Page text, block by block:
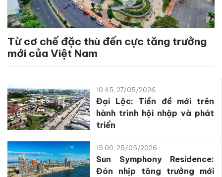
Từ cơ chế đặc thù đến cực tăng trưởng
mới của Việt Nam
10:45, 27/05/2026
Đại Lộc: Tiền đề mới trên
hành trình hội nhập và phát
triển
15:00, 25/05/2026
Sun Symphony Residence:
Đón nhịp tăng trưởng mới